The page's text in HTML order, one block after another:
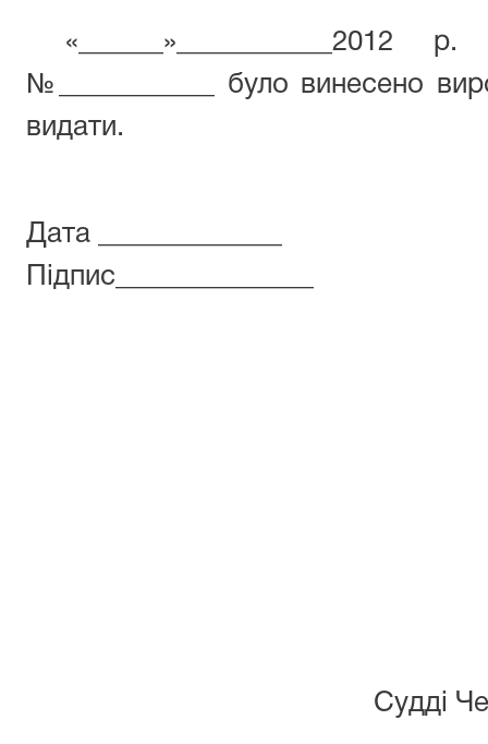
«______»___________2012
№___________ було винесено
видати.
Дата _____________
Підпис______________
Судді